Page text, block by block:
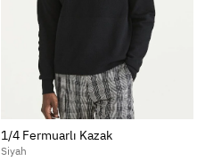
1/4 Fermuarlı Kazak
Siyah